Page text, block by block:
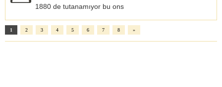
1880 de tutanamıyor bu ons
1 2 3 4 5 6 7 8 »